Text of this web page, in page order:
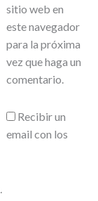
sitio web en
este navegador
para la próxima
vez que haga un
comentario.
Recibir un
email con los